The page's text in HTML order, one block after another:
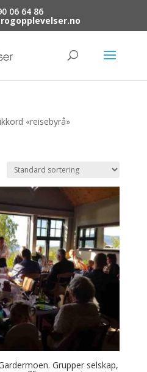
06 64 86
«reisebyrå»
Grupper selskap,